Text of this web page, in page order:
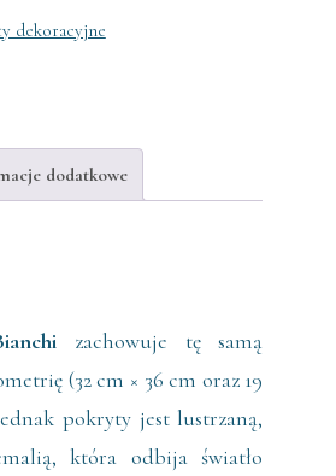
dekoracyjne
dodatkowe
zachowuje tę samą
(32 cm × 36 cm oraz 19
pokryty jest lustrzaną,
która odbija światło